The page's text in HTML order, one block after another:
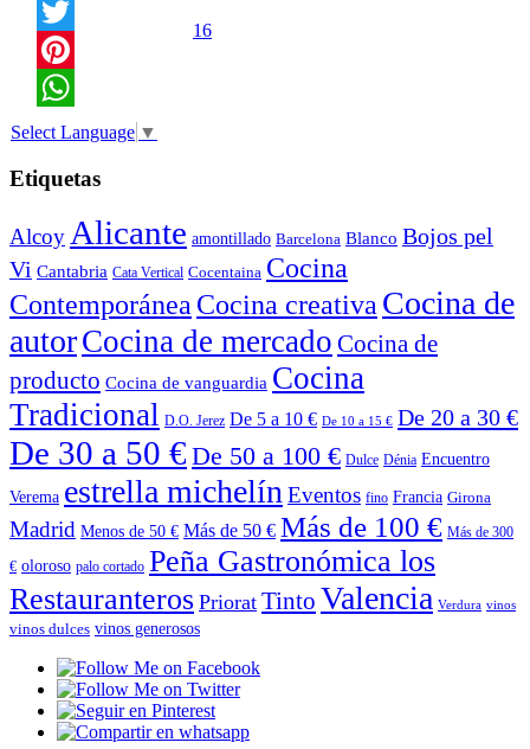
Facebook
Twitter
Pinterest
WhatsApp
16
Select Language ▼
Etiquetas
Alcoy Alicante amontillado Barcelona Blanco Bojos pel
Vi Cantabria Cata Vertical Cocentaina Cocina
ContemporáneaCocina creativaCocina de
autorCocina de mercado Cocina de
producto Cocina de vanguardia Cocina
Tradicional D.O. Jerez De 5 a 10 € De 10 a 15 € De 20 a 30 €
De 30 a 50 € De 50 a 100 € Dulce Dénia Encuentro
Verema estrella michelínEventos fino Francia Girona
Madrid Menos de 50 € Más de 50 € Más de 100 € Más de 300
€ oloroso palo cortado Peña Gastronómica los
Restauranteros Priorat Tinto Valencia Verdura vinos
vinos dulces vinos generosos